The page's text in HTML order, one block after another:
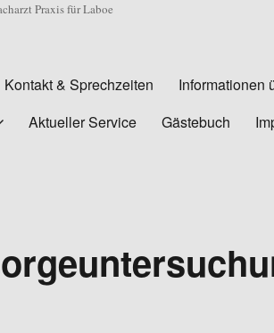
Praxis für Laboe
Kontakt & Sprechzeiten Informationen
Aktueller Service Gästebuch